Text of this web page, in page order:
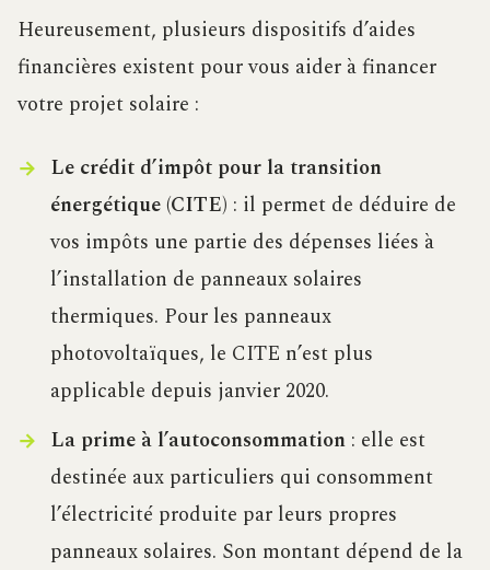
Heureusement, plusieurs dispositifs d’aides
financières existent pour vous aider à financer
votre projet solaire :
Le crédit d’impôt pour la transition
énergétique (CITE) : il permet de déduire de
vos impôts une partie des dépenses liées à
l’installation de panneaux solaires
thermiques. Pour les panneaux
photovoltaïques, le CITE n’est plus
applicable depuis janvier 2020.
La prime à l’autoconsommation: elle est
destinée aux particuliers qui consomment
l’électricité produite par leurs propres
panneaux solaires. Son montant dépend de la